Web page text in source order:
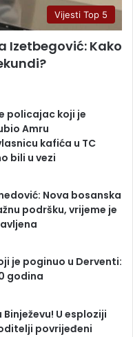
Vijesti Top 5
Izetbegović: Kako
policajac koji je
Amru
kafića u TC
bili u vezi
Nova bosanska
podršku, vrijeme je
je poginuo u Derventi:
godina
U esploziji
povrijeđeni